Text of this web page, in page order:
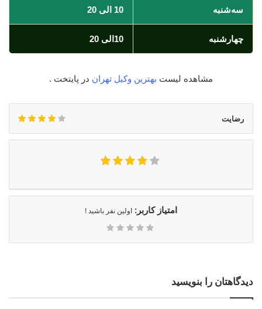
سه‌شنبه 10 الی 20
چهارشنبه 10الی 20
مشاهده لیست بهترین وکیل تهران در پایتخت .
رضایت
امتیاز کاربر: اولین نفر باشید !
دیدگاهتان را بنویسید